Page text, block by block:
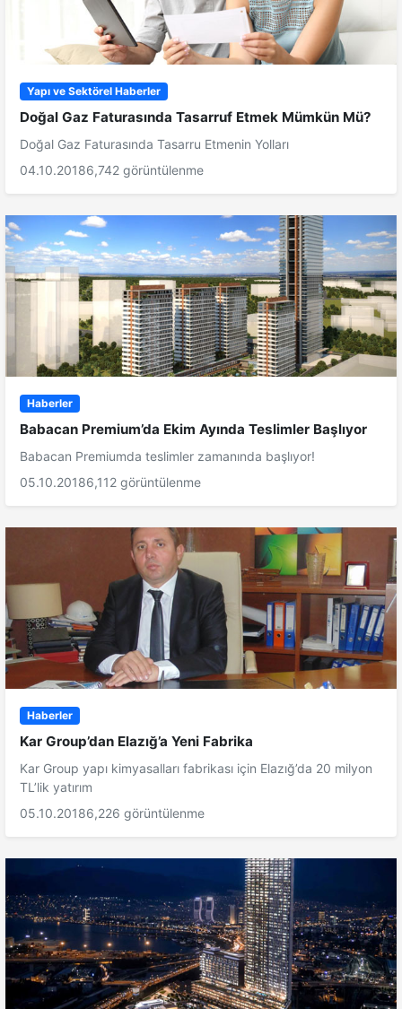
Yapı ve Sektörel Haberler
Doğal Gaz Faturasında Tasarruf Etmek Mümkün Mü?
Doğal Gaz Faturasında Tasarru Etmenin Yolları
04.10.20186,742 görüntülenme
Haberler
Babacan Premium’da Ekim Ayında Teslimler Başlıyor
Babacan Premiumda teslimler zamanında başlıyor!
05.10.20186,112 görüntülenme
Haberler
Kar Group’dan Elazığ’a Yeni Fabrika
Kar Group yapı kimyasalları fabrikası için Elazığ’da 20 milyon
TL’lik yatırım
05.10.20186,226 görüntülenme